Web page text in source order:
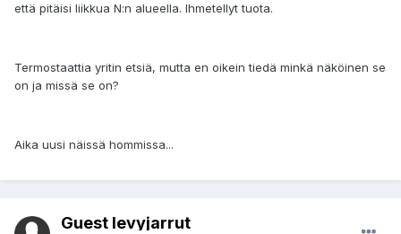
että pitäisi liikkua N:n alueella. Ihmetellyt tuota.
Termostaattia yritin etsiä, mutta en oikein tiedä minkä näköinen se
on ja missä se on?
Aika uusi näissä hommissa...
Guest levyjarrut